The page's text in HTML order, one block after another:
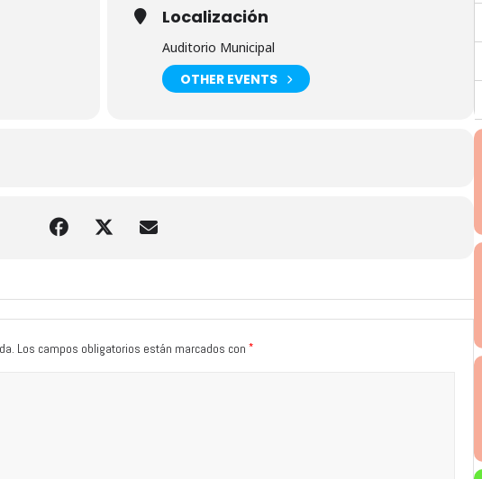
Localización
Auditorio Municipal
OTHER EVENTS
Los campos obligatorios están marcados con *